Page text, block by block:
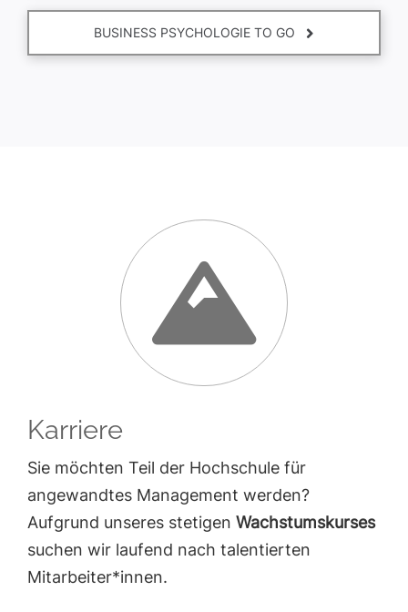
BUSINESS PSYCHOLOGIE TO GO
Karriere
Sie möchten Teil der Hochschule für
angewandtes Management werden?
Aufgrund unseres stetigen Wachstumskurses
suchen wir laufend nach talentierten
Mitarbeiter*innen.